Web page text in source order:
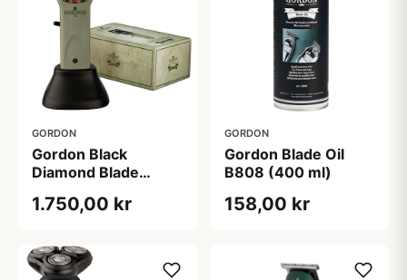
GORDON
Gordon Black
Diamond Blade
Clipper B535
1.750,00 kr
GORDON
Gordon Blade Oil
B808 (400 ml)
158,00 kr